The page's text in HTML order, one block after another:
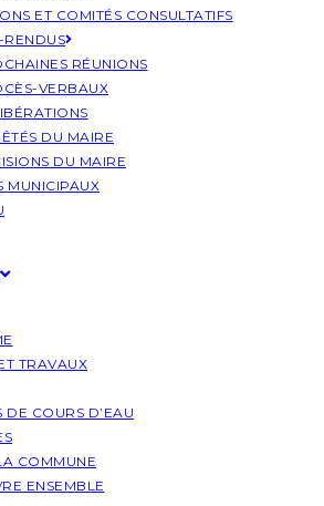
ET COMITÉS CONSULTATIFS
RENDUS
RÉUNIONS
VERBAUX
DU MAIRE
DU MAIRE
MUNICIPAUX
TRAVAUX
DE COURS D’EAU
COMMUNE
ENSEMBLE